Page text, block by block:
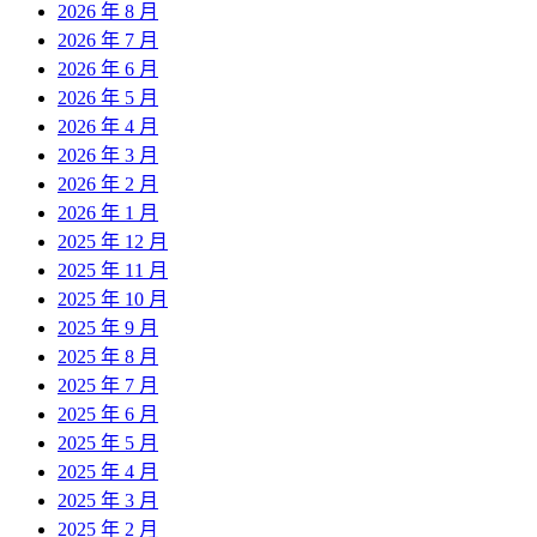
2026 年 8 月
2026 年 7 月
2026 年 6 月
2026 年 5 月
2026 年 4 月
2026 年 3 月
2026 年 2 月
2026 年 1 月
2025 年 12 月
2025 年 11 月
2025 年 10 月
2025 年 9 月
2025 年 8 月
2025 年 7 月
2025 年 6 月
2025 年 5 月
2025 年 4 月
2025 年 3 月
2025 年 2 月